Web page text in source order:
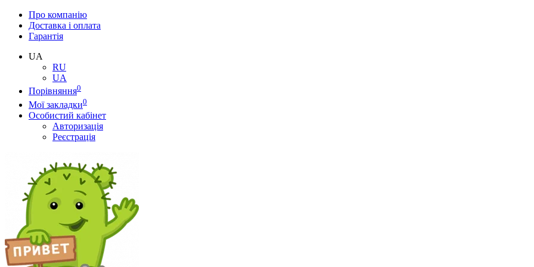
Про компанію
Доставка і оплата
Гарантія
UA
RU
UA
Порівняння0
Мої закладки0
Особистий кабінет
Авторизація
Реєстрація